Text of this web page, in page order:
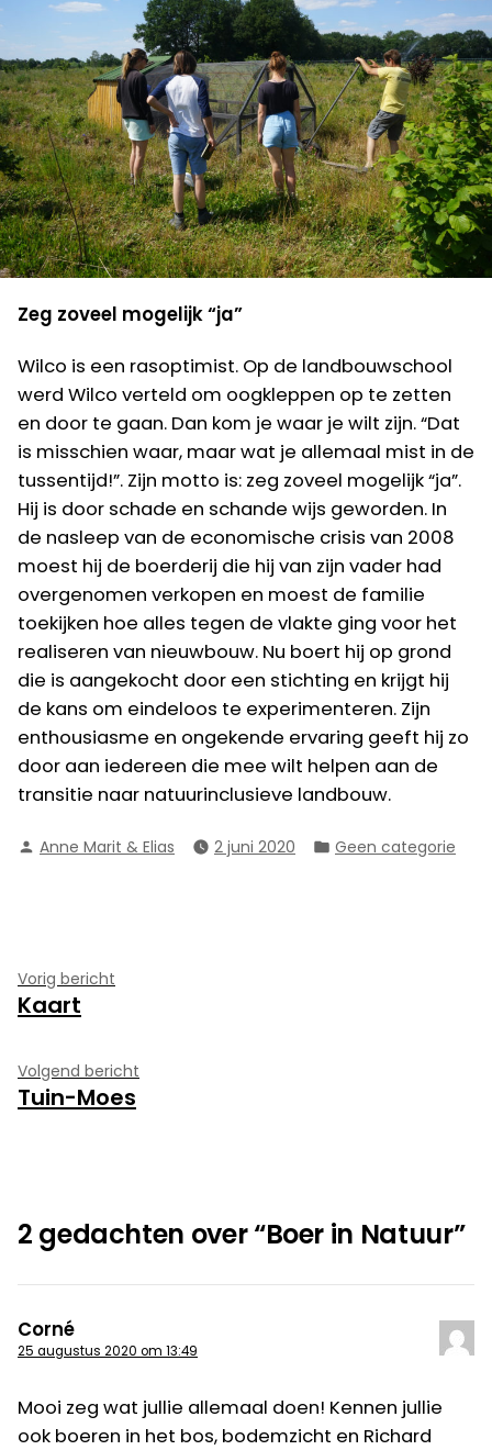
Zeg zoveel mogelijk “ja”
Wilco is een rasoptimist. Op de landbouwschool
werd Wilco verteld om oogkleppen op te zetten
en door te gaan. Dan kom je waar je wilt zijn. “Dat
is misschien waar, maar wat je allemaal mist in de
tussentijd!”. Zijn motto is: zeg zoveel mogelijk “ja”.
Hij is door schade en schande wijs geworden. In
de nasleep van de economische crisis van 2008
moest hij de boerderij die hij van zijn vader had
overgenomen verkopen en moest de familie
toekijken hoe alles tegen de vlakte ging voor het
realiseren van nieuwbouw. Nu boert hij op grond
die is aangekocht door een stichting en krijgt hij
de kans om eindeloos te experimenteren. Zijn
enthousiasme en ongekende ervaring geeft hij zo
door aan iedereen die mee wilt helpen aan de
transitie naar natuurinclusieve landbouw.
Geplaatst
Anne Marit & Elias 2 juni 2020
Geplaatst
Geen categorie
Bericht
navigatie
Vorig bericht
Kaart
Volgend bericht
Tuin-Moes
2 gedachten over “Boer in Natuur”
Corné
25 augustus 2020 om 13:49
Mooi zeg wat jullie allemaal doen! Kennen jullie
ook boeren in het bos, bodemzicht en Richard